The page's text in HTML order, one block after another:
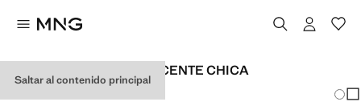
Saltar al contenido principal
CHAQUETAS DE ADOLESCENTE CHICA